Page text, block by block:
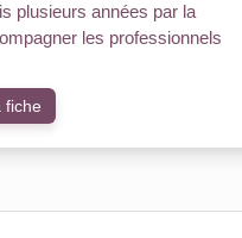
plusieurs années par la
les professionnels
fiche